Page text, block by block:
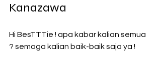
Kanazawa
Hi BesTTTie ! apa kabar kalian semua
? semoga kalian baik-baik saja ya !